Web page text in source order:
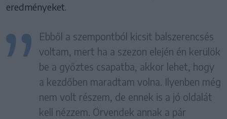
eredményeket.
Ebből a szempontból kicsit balszerencsés
voltam, mert ha a szezon elején én kerülök
be a győztes csapatba, akkor lehet, hogy
a kezdőben maradtam volna. Ilyenben még
nem volt részem, de ennek is a jó oldalát
kell nézzem. Örvendek annak a pár